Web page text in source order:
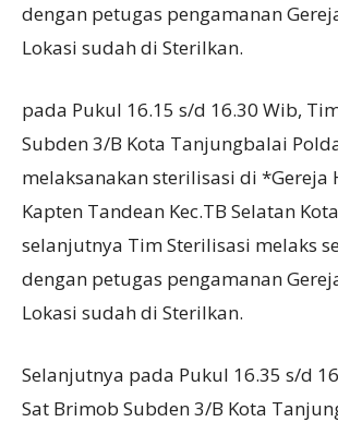
dengan petugas pengamanan
Lokasi sudah di Sterilkan.
pada Pukul 16.15 s/d 16.30 Wib,
Subden 3/B Kota Tanjungbalai
melaksanakan sterilisasi di *Gereja
Kapten Tandean Kec.TB Selatan
selanjutnya Tim Sterilisasi melaks
dengan petugas pengamanan
Lokasi sudah di Sterilkan.
Selanjutnya pada Pukul 16.35 s/d
Sat Brimob Subden 3/B Kota